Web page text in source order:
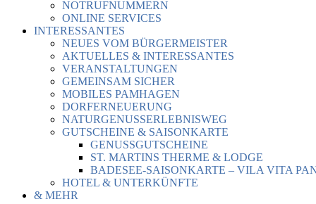
NOTRUFNUMMERN
ONLINE SERVICES
INTERESSANTES
NEUES VOM BÜRGERMEISTER
AKTUELLES & INTERESSANTES
VERANSTALTUNGEN
GEMEINSAM SICHER
MOBILES PAMHAGEN
DORFERNEUERUNG
NATURGENUSSERLEBNISWEG
GUTSCHEINE & SAISONKARTE
GENUSSGUTSCHEINE
ST. MARTINS THERME & LODGE
BADESEE-SAISONKARTE – VILA VITA
HOTEL & UNTERKÜNFTE
& MEHR